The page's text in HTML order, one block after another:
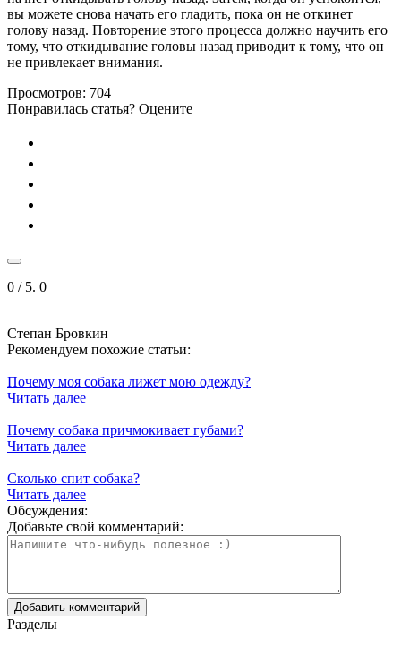
вы можете снова начать его гладить, пока он не откинет
голову назад. Повторение этого процесса должно научить его
тому, что откидывание головы назад приводит к тому, что он
не привлекает внимания.
Просмотров: 704
Понравилась статья? Оцените
0 / 5. 0
Степан Бровкин
Рекомендуем похожие статьи:
Почему моя собака лижет мою одежду?
Читать далее
Почему собака причмокивает губами?
Читать далее
Сколько спит собака?
Читать далее
Обсуждения:
Добавьте свой комментарий:
Разделы